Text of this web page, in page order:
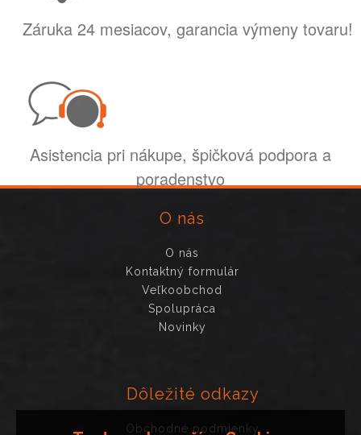
Záruka 24 mesiacov, garancia výmeny tovaru!
Asistencia pri nákupe, špičková podpora a
poradenstvo
O nás
O nás
Kontaktný formulár
Veľkoobchod
Spolupráca
Novinky
Dôležité odkazy
Obchodné podmienky